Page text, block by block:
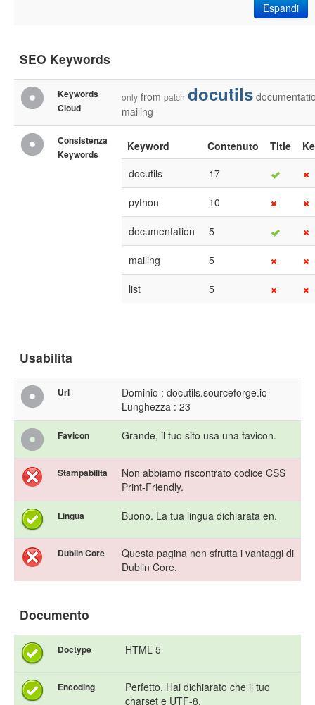
Espandi
SEO Keywords
Keywords
Cloud
only from patch docutils
mailing
Consistenza
Keywords
Keyword Contenuto Title
docutils
17
python 10
documentation 5
mailing 5
list 5
Usabilita
Url
Dominio : docutils.sourceforge.io
Lunghezza : 23
Favicon Grande, il tuo sito usa una favicon.
Stampabilita
Non abbiamo riscontrato codice CSS
Print-Friendly.
Lingua Buono. La tua lingua dichiarata en.
Dublin Core
Questa pagina non sfrutta i vantaggi di
Dublin Core.
Documento
Doctype HTML 5
Encoding
Perfetto. Hai dichiarato che il tuo
charset e UTF-8.